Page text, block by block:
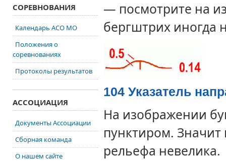
— посмотрите на
бергштрих иногда
104 Указатель
На изображении
пунктиром. Значит
рельефа невелика.
СОРЕВНОВАНИЯ
Календарь АСО МО
Положения о
соревнованиях
Протоколы результатов
АССОЦИАЦИЯ
Документы Ассоциации
Сборная команда
О нашем сайте